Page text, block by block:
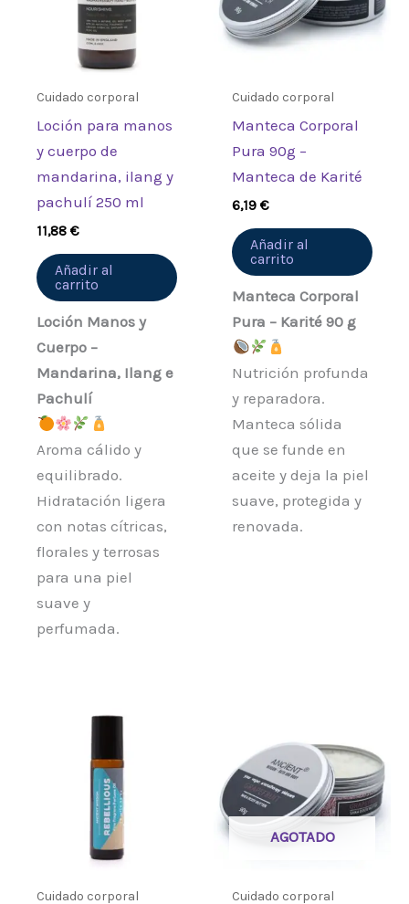
Cuidado corporal
Loción para manos
y cuerpo de
mandarina, ilang y
pachulí 250 ml
11,88€
Añadir al
carrito
Loción Manos y
Cuerpo –
Mandarina, Ilang e
Pachulí
Aroma cálido y
equilibrado.
Hidratación ligera
con notas cítricas,
florales y terrosas
para una piel
suave y
perfumada.
Cuidado corporal
Manteca Corporal
Pura 90g –
Manteca de Karité
6,19€
Añadir al
carrito
Manteca Corporal
Pura – Karité 90 g
Nutrición profunda
y reparadora.
Manteca sólida
que se funde en
aceite y deja la piel
suave, protegida y
renovada.
Cuidado corporal
AGOTADO
Cuidado corporal